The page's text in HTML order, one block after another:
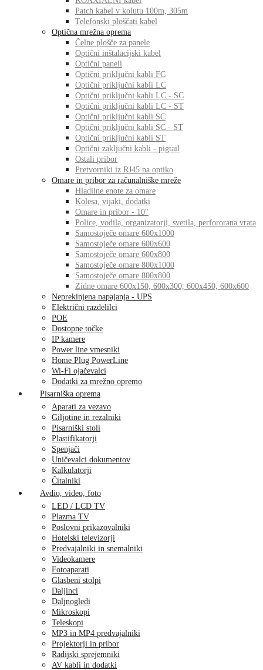
Patch kabel v kolutu 100m, 305m
Telefonski ploščati kabel
Optična mrežna oprema
Čelne plošče za panele
Optični inštalacijski kabel
Optični paneli
Optični priključni kabli FC
Optični priključni kabli LC
Optični priključni kabli LC - SC
Optični priključni kabli LC - ST
Optični priključni kabli SC
Optični priključni kabli SC - ST
Optični priključni kabli ST
Optični zaključni kabli - pigtail
Ostali pribor
Pretvorniki iz RJ45 na optiko
Omare in pribor za računalniške mreže
Hladilne enote za omare
Kolesa, vijaki, dodatki
Omare in pribor - 10"
Police, vodila, organizatorji, svetila, perfororana vrata
Samostoječe omare 600x1000
Samostoječe omare 600x600
Samostoječe omare 600x800
Samostoječe omare 800x1000
Samostoječe omare 800x800
Zidne omare 600x150, 600x300, 600x450, 600x600
Neprekinjena napajanja - UPS
Električni razdelilci
POE
Dostopne točke
IP kamere
Power line vmesniki
Home Plug PowerLine
Wi-Fi ojačevalci
Dodatki za mrežno opremo
Pisarniška oprema
Aparati za vezavo
Giljotine in rezalniki
Pisarniški stoli
Plastifikatorji
Spenjači
Uničevalci dokumentov
Kalkulatorji
Čitalniki
Avdio, video, foto
LED / LCD TV
Plazma TV
Poslovni prikazovalniki
Hotelski televizorji
Predvajalniki in snemalniki
Videokamere
Fotoaparati
Glasbeni stolpi
Daljinci
Daljnogledi
Mikroskopi
Teleskopi
MP3 in MP4 predvajalniki
Projektorji in pribor
Radijski sprejemniki
AV kabli in dodatki